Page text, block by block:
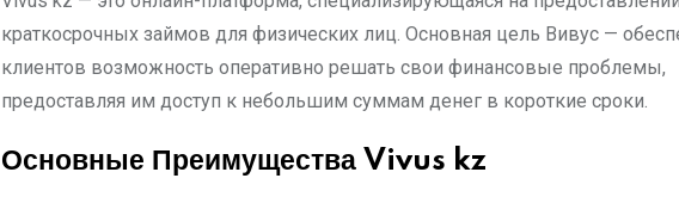
краткосрочных займов для физических лиц. Основная цель Вивус —
клиентов возможность оперативно решать свои финансовые проблемы,
предоставляя им доступ к небольшим суммам денег в короткие сроки.
Основные Преимущества Vivus kz